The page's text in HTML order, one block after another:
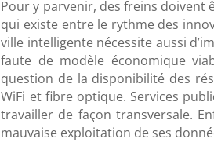
Pour y parvenir, des freins doivent
qui existe entre le rythme des
ville intelligente nécessite aussi
faute de modèle économique
question de la disponibilité des
WiFi et fibre optique. Services
travailler de façon transversale.
mauvaise exploitation de ses